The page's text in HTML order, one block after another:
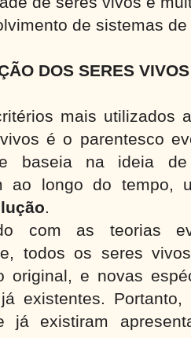
de sistemas
DOS SERES
mais utilizados
é o parentesco
baseia na ideia
ao longo do tempo,
.
com as teorias
todos os seres
original, e novas
existentes.
já existiram